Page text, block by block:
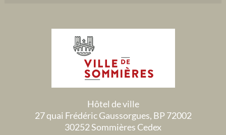
Hôtel de ville
27 quai Frédéric Gaussorgues, BP 72002
30252 Sommières Cedex